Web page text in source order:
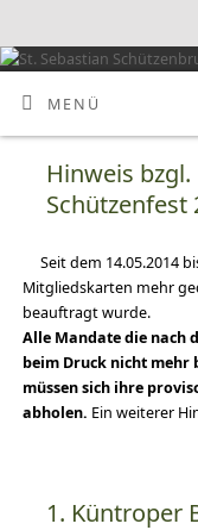
MENÜ
Hinweis
Schützenfest
Seit dem 14.05.2014
Mitgliedskarten mehr
beauftragt wurde.
Alle Mandate die nach
beim Druck nicht
müssen sich ihre
abholen. Ein weiterer
1. Küntroper